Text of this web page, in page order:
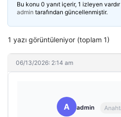
Bu konu 0 yanıt içerir, 1 izleyen
admin tarafından güncellenmiştir.
1 yazı görüntüleniyor (toplam 1)
06/13/2026: 2:14 am
A admin